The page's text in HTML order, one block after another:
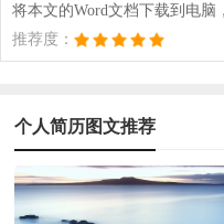
将本文的Word文档下载到电脑
推荐度：
个人简历图文推荐